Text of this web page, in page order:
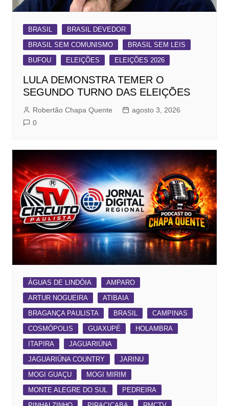
BRASIL
BRASIL DEVEDOR
BRASIL SEM COMUNISMO
BRASIL SEM LEIS
BUFOU
ELEIÇÕES ELEIÇÕES 2026
LULA DEMONSTRA TEMER O
SEGUNDO TURNO DAS ELEIÇÕES
Robertão Chapa Quente
agosto 3, 2026
0
ÁGUAS DE LINDÓIA
AMPARO
ARTUR NOGUEIRA
ATIBAIA
BRAGANÇA PAULISTA
BRASIL
CAMPINAS
COSMÓPOLIS
GUAXUPÉ
HOLAMBRA
ITAPIRA
JAGUARIÚNA
JAGUARIÚNA COUNTRY
JARINU
MOGI GUAÇU
MOGI MIRIM
MONTE ALEGRE DO SUL
PEDREIRA